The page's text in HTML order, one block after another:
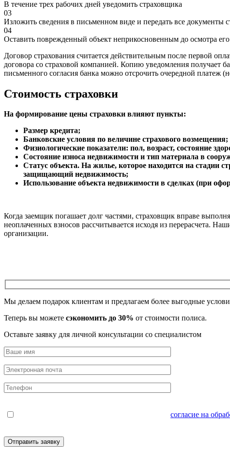
В течение трех рабочих дней уведомить страховщика
03
Изложить сведения в письменном виде и передать все документы
04
Оставить поврежденный объект неприкосновенным до осмотра
Договор страхования считается действительным после первой
договора со страховой компанией. Копию уведомления получает
письменного согласия банка можно отсрочить очередной платеж
Стоимость страховки
На формирование цены страховки влияют пункты:
Размер кредита;
Банковские условия по величине страхового возмещения;
Физиологические показатели: пол, возраст, состояние
Состояние износа недвижимости и тип материала в
Статус объекта. На жилье, которое находится на стадии
защищающий недвижимость;
Использование объекта недвижимости в сделках (при
Когда заемщик погашает долг частями, страховщик вправе
неоплаченных взносов рассчитывается исходя из перерасчета.
организации.
Мы делаем подарок клиентам и предлагаем более выгодные
Теперь вы можете сэкономить до 30% от стоимости полиса.
Оставьте заявку для личной консультации со специалистом
согласие на